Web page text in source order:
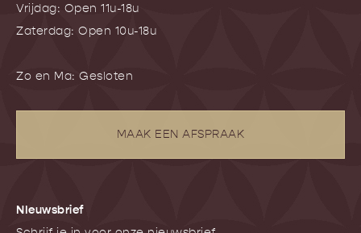
Vrijdag: Open 11u-18u
Zaterdag: Open 10u-18u
Zo en Ma: Gesloten
MAAK EEN AFSPRAAK
NIeuwsbrief